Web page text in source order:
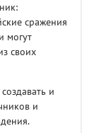
сражения
могут
своих
и
и